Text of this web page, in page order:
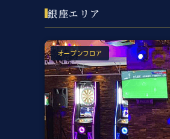
銀座エリア
オープンフロア